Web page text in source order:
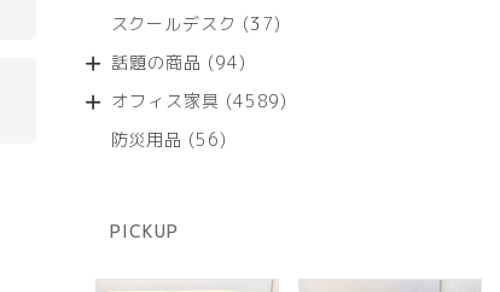
スクールデスク 3737
商
話題の商品 9494
の
オフィス家具 45894589
防災用品 5656
PICKUP